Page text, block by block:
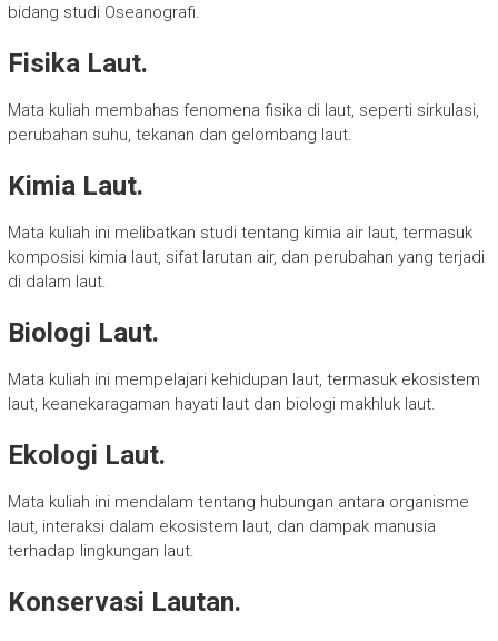
bidang studi Oseanografi.
Fisika Laut.
Mata kuliah membahas fenomena fisika di laut, seperti sirkulasi,
perubahan suhu, tekanan dan gelombang laut.
Kimia Laut.
Mata kuliah ini melibatkan studi tentang kimia air laut, termasuk
komposisi kimia laut, sifat larutan air, dan perubahan yang terjadi
di dalam laut.
Biologi Laut.
Mata kuliah ini mempelajari kehidupan laut, termasuk ekosistem
laut, keanekaragaman hayati laut dan biologi makhluk laut.
Ekologi Laut.
Mata kuliah ini mendalam tentang hubungan antara organisme
laut, interaksi dalam ekosistem laut, dan dampak manusia
terhadap lingkungan laut.
Konservasi Lautan.